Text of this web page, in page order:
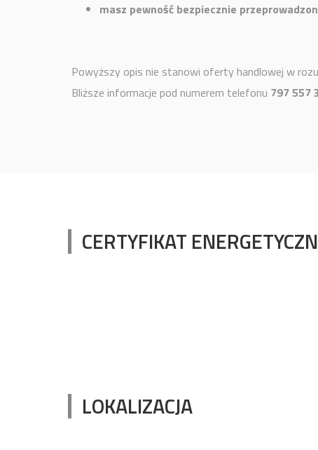
masz pewność bezpiecznie
Powyższy opis nie stanowi oferty handlowej w
Bliższe informacje pod numerem telefonu 797 557
CERTYFIKAT
LOKALIZACJA